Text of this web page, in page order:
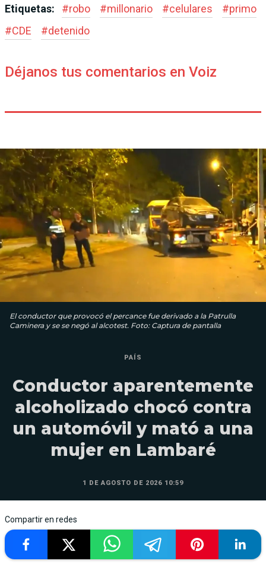
Etiquetas: #robo #millonario #celulares #primo
#CDE #detenido
Déjanos tus comentarios en Voiz
El conductor que provocó el percance fue derivado a la Patrulla
Caminera y se se negó al alcotest. Foto: Captura de pantalla
PAÍS
Conductor aparentemente
alcoholizado chocó contra
un automóvil y mató a una
mujer en Lambaré
1 DE AGOSTO DE 2026 10:59
Compartir en redes